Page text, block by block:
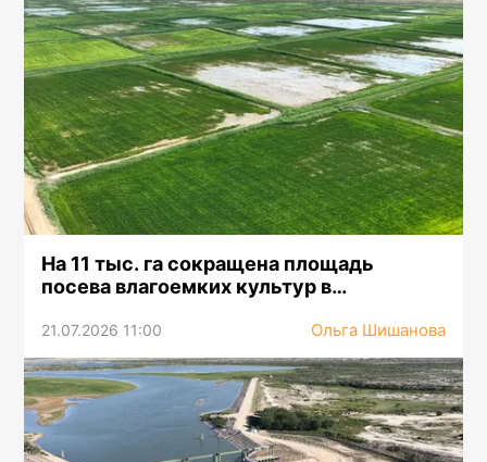
На 11 тыс. га сокращена площадь
посева влагоемких культур в
21.07.2026 11:00 Ольга Шишанова